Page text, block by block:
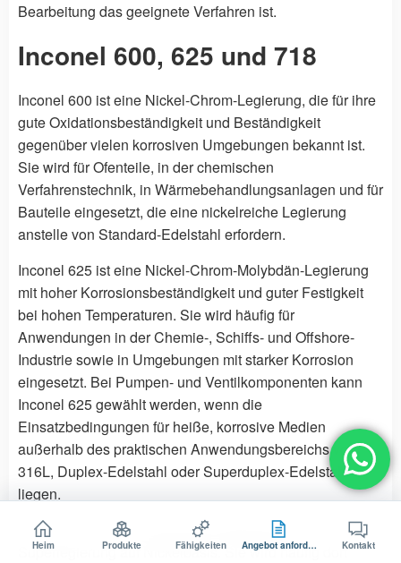
Bearbeitung das geeignete Verfahren ist.
Inconel 600, 625 und 718
Inconel 600 ist eine Nickel-Chrom-Legierung, die für ihre
gute Oxidationsbeständigkeit und Beständigkeit
gegenüber vielen korrosiven Umgebungen bekannt ist.
Sie wird für Ofenteile, in der chemischen
Verfahrenstechnik, in Wärmebehandlungsanlagen und für
Bauteile eingesetzt, die eine nickelreiche Legierung
anstelle von Standard-Edelstahl erfordern.
Inconel 625 ist eine Nickel-Chrom-Molybdän-Legierung
mit hoher Korrosionsbeständigkeit und guter Festigkeit
bei hohen Temperaturen. Sie wird häufig für
Anwendungen in der Chemie-, Schiffs- und Offshore-
Industrie sowie in Umgebungen mit starker Korrosion
eingesetzt. Bei Pumpen- und Ventilkomponenten kann
Inconel 625 gewählt werden, wenn die
Einsatzbedingungen für heiße, korrosive Medien
außerhalb des praktischen Anwendungsbereichs von
316L, Duplex-Edelstahl oder Superduplex-Edelstahl
liegen.
Inconel 718 ist eine ausscheidungshärtende
Superlegierung auf Nickelbasis. Sie wird häufig dort
Heim Produkte Fähigkeiten Angebot anfordern Kontakt